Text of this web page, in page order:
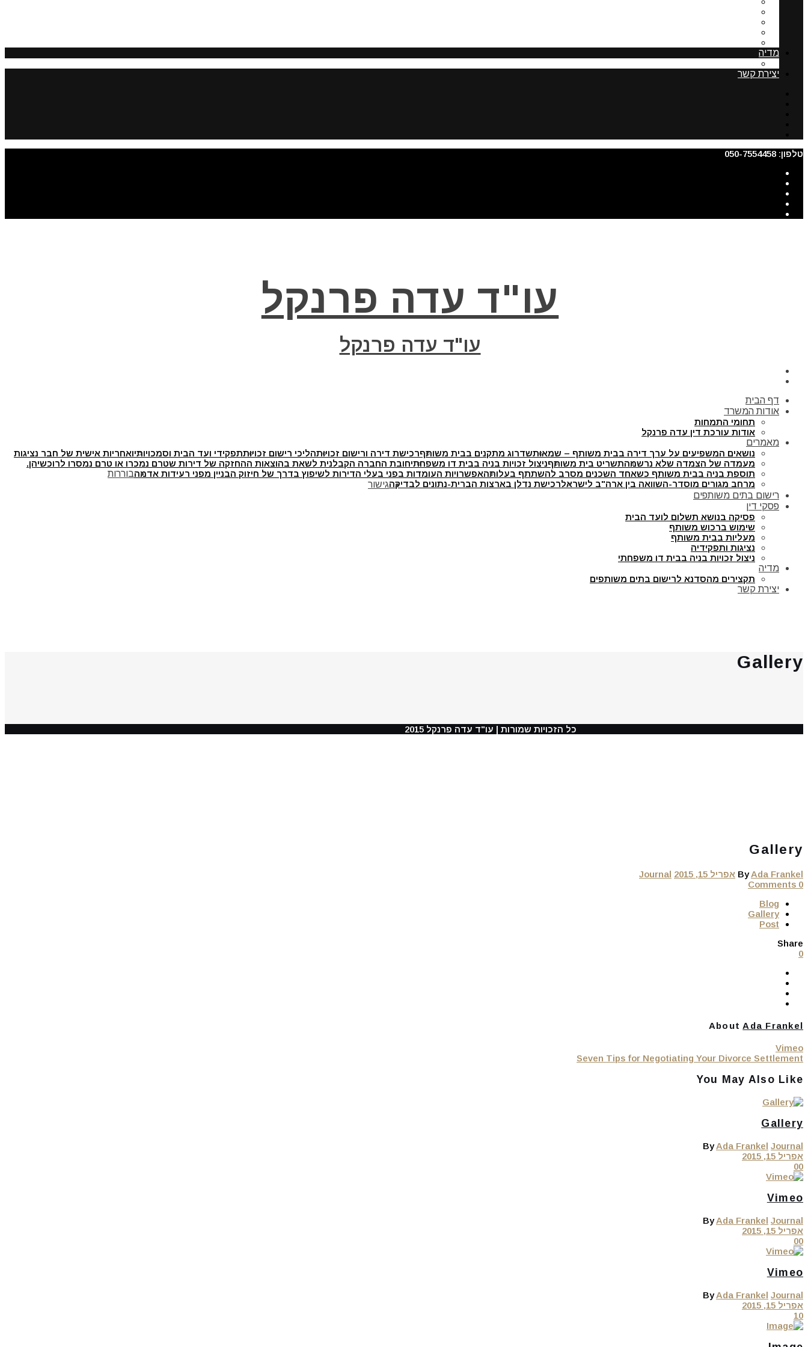
מדיה
יצירת קשר
טלפון: 050-7554458
עו"ד עדה פרנקל
עו"ד עדה פרנקל
דף הבית
אודות המשרד
תחומי התמחות
אודות עורכת דין עדה פרנקל
מאמרים
נושאים המשפיעים על ערך דירה בבית משותף – שמאותשדרוג מתקנים בבית משותףרכישת דירה ורישום זכויותהליכי רישום זכויותתפקידי ועד הבית וסמכויותיואחריות אישית של חבר נציגות
מעמדה של הצמדה שלא נרשמהתשריט בית משותףניצול זכויות בניה בבית דו משפחתיחובת החברה הקבלנית לשאת בהוצאות ההחזקה של דירות שטרם נמכרו או טרם נמסרו לרוכשיהן.
תוספת בניה בבית משותף כשאחד השכנים מסרב להשתתף בעלותהאפשרויות העומדות בפני בעלי הדירות לשיפוץ בדרך של חיזוק הבניין מפני רעידות אדמה
מרחב מגורים מוסדר-השוואה בין ארה"ב לישראלרכישת נדלן בארצות הברית-נתונים לבדיקה
בוררות
גישור
רישום בתים משותפים
פסקי דין
פסיקה בנושא תשלום לועד הבית
שימוש ברכוש משותף
מעליות בבית משותף
נציגות ותפקידיה
ניצול זכויות בניה בבית דו משפחתי
מדיה
תקצירים מהסדנא לרישום בתים משותפים
יצירת קשר
Gallery
Gallery
ByAda Frankel אפריל 15, 2015
Journal
0 Comments
Blog
Gallery
Post
Share
0
About Ada Frankel
Vimeo
Seven Tips for Negotiating Your Divorce Settlement
You May Also Like
Gallery
ByAda Frankel Journal
אפריל 15, 2015
00
Vimeo
ByAda Frankel Journal
אפריל 15, 2015
00
Vimeo
ByAda Frankel Journal
אפריל 15, 2015
10
כל הזכויות שמורות | עו"ד עדה פרנקל 2015